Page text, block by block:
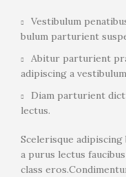
Vestibulum
bulum parturient
Abitur parturient
adipiscing a
Diam parturient
lectus.
Scelerisque adipiscing
a purus lectus
class